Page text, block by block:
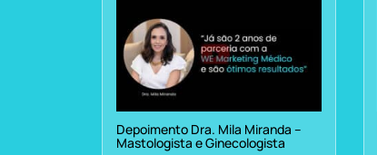
Depoimento Dra. Mila Miranda –
Mastologista e Ginecologista